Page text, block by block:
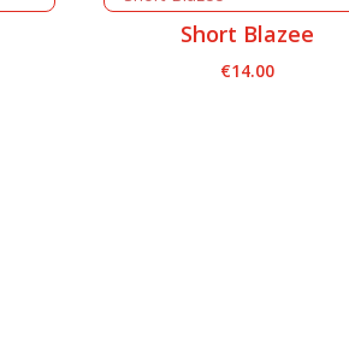
Short Blazee
€14.00